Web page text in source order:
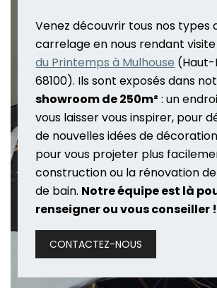
Venez découvrir tous nos types
carrelage en nous rendant
du Printemps à Mulhouse (Haut-
68100). Ils sont exposés dans
showroom de 250m² : un
vous laisser vous inspirer, pour
de nouvelles idées de
pour vous projeter plus
construction ou la rénovation
de bain. Notre équipe est là
renseigner ou vous conseiller !
CONTACTEZ-NOUS